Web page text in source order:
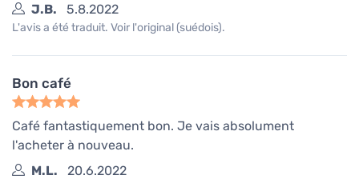
J.B.
5.8.2022
L'avis a été traduit. Voir l'original (suédois).
Bon café
Café fantastiquement bon. Je vais absolument
l'acheter à nouveau.
M.L.
20.6.2022